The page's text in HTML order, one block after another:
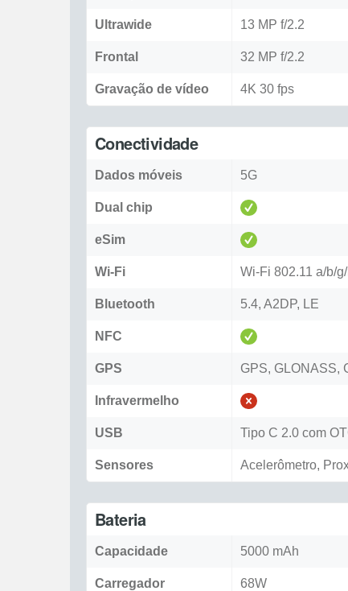
Ultrawide 13 MP f/2.2
Frontal 32 MP f/2.2
Gravação de vídeo 4K 30 fps
Conectividade
Dados móveis 5G
Dual chip
eSim
Wi-Fi Wi-Fi 802.11 a/b/
Bluetooth 5.4, A2DP, LE
NFC
GPS GPS, GLONASS,
Infravermelho
USB Tipo C 2.0 com
Sensores Acelerômetro,
Bateria
Capacidade 5000 mAh
Carregador 68W